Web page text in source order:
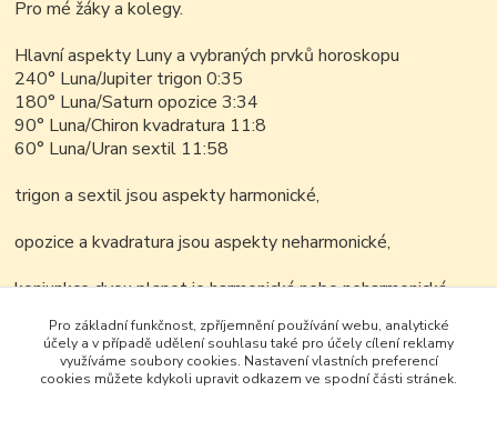
Pro mé žáky a kolegy.
Hlavní aspekty Luny a vybraných prvků horoskopu
240° Luna/Jupiter trigon 0:35
180° Luna/Saturn opozice 3:34
90° Luna/Chiron kvadratura 11:8
60° Luna/Uran sextil 11:58
trigon a sextil jsou aspekty harmonické,
opozice a kvadratura jsou aspekty neharmonické,
konjunkce dvou planet je harmonická nebo neharmonická
Pro základní funkčnost, zpříjemnění používání webu, analytické
účely a v případě udělení souhlasu také pro účely cílení reklamy
využíváme soubory cookies. Nastavení vlastních preferencí
cookies můžete kdykoli upravit odkazem ve spodní části stránek.